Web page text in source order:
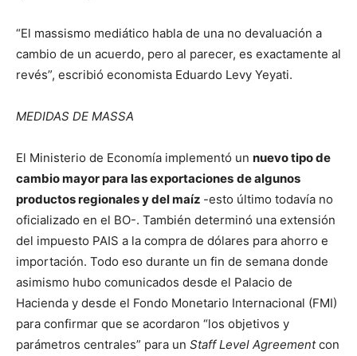
“El massismo mediático habla de una no devaluación a
cambio de un acuerdo, pero al parecer, es exactamente al
revés”, escribió economista Eduardo Levy Yeyati.
MEDIDAS DE MASSA
El Ministerio de Economía implementó un nuevo tipo de
cambio mayor para las exportaciones de algunos
productos regionales y del maíz -esto último todavía no
oficializado en el BO-. También determinó una extensión
del impuesto PAIS a la compra de dólares para ahorro e
importación. Todo eso durante un fin de semana donde
asimismo hubo comunicados desde el Palacio de
Hacienda y desde el Fondo Monetario Internacional (FMI)
para confirmar que se acordaron “los objetivos y
parámetros centrales” para un Staff Level Agreementcon